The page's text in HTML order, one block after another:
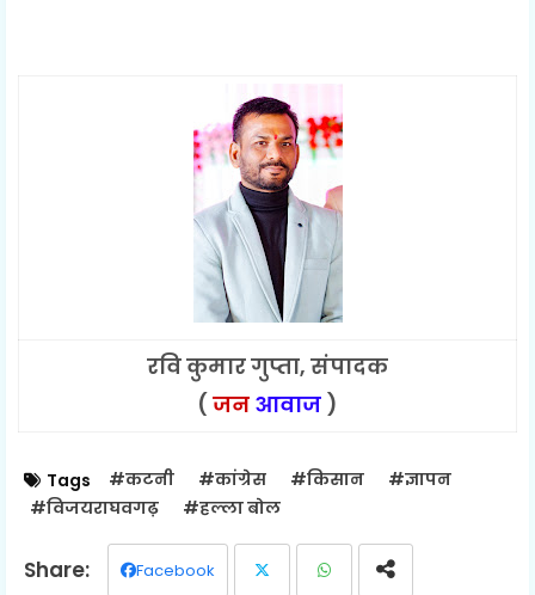
रवि कुमार गुप्ता, संपादक
( जन आवाज )
Tags #कटनी #कांग्रेस #किसान
#ज्ञापन
#विजयराघवगढ़
#हल्ला बोल
Facebook